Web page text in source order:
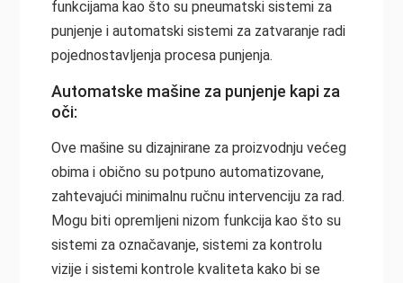
funkcijama kao što su pneumatski sistemi za
punjenje i automatski sistemi za zatvaranje radi
pojednostavljenja procesa punjenja.
Automatske mašine za punjenje kapi za
oči:
Ove mašine su dizajnirane za proizvodnju većeg
obima i obično su potpuno automatizovane,
zahtevajući minimalnu ručnu intervenciju za rad.
Mogu biti opremljeni nizom funkcija kao što su
sistemi za označavanje, sistemi za kontrolu
vizije i sistemi kontrole kvaliteta kako bi se